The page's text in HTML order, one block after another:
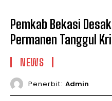
Pemkab Bekasi
Permanen Tanggul
NEWS
Penerbit: Admin